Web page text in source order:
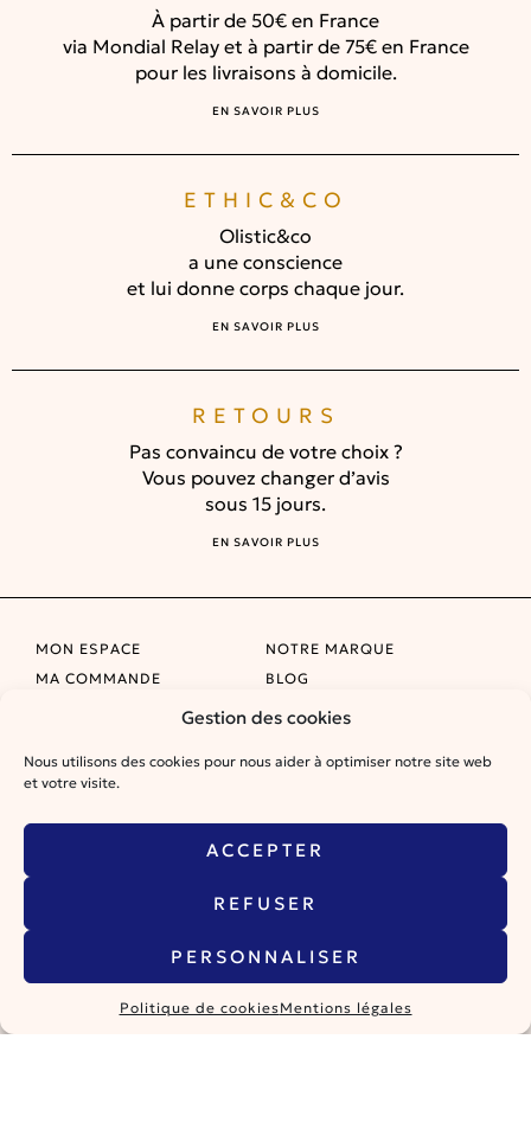
Gestion des cookies
Nous utilisons des cookies pour nous aider à optimiser notre site web
et votre visite.
ACCEPTER
REFUSER
PERSONNALISER
Politique de cookiesMentions légales
À partir de 50€ en France
via Mondial Relay et à partir de 75€ en France
pour les livraisons à domicile.
EN SAVOIR PLUS
ETHIC&CO
Olistic&co
a une conscience
et lui donne corps chaque jour.
EN SAVOIR PLUS
RETOURS
Pas convaincu de votre choix ?
Vous pouvez changer d’avis
sous 15 jours.
EN SAVOIR PLUS
MON ESPACE
MA COMMANDE
NOTRE MARQUE
BLOG
PLAN DU SITE
@olistic&co